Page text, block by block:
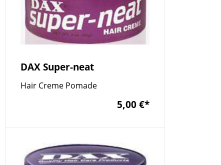
DAX Super-neat
Hair Creme Pomade
5,00 €*